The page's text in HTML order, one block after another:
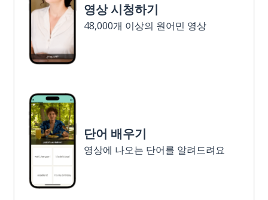
영상 시청하기
48,000개 이상의 원어민 영상
단어 배우기
영상에 나오는 단어를 알려드려요